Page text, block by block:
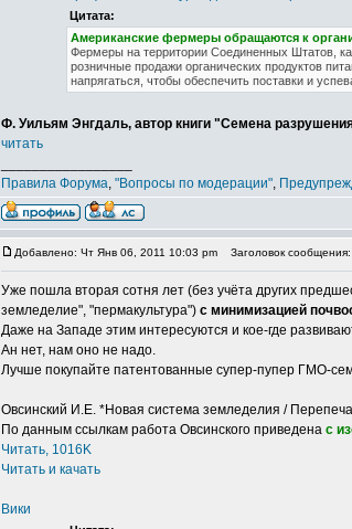
Цитата:
Американские фермеры обращаются к
Фермеры на территории Соединенных Штатов,
розничные продажи органических продуктов
напрягаться, чтобы обеспечить поставки и
Ф. Уильям Энгдаль, автор книги "Семена
читать
Правила Форума, "Вопросы по модерации",
Добавлено: Чт Янв 06, 2011 10:03 pm Заголовок
Уже пошла вторая сотня лет (без учёта других
земледелие", "пермакультура") с минимизацией
Даже на Западе этим интересуются и кое-где
Ан нет, нам оно не надо.
Лучше покупайте патентованные супер-пупер ГМО-
Овсинский И.Е. *Новая система земледелия /
По данным ссылкам работа Овсинского приведена с
Читать, 1016K
Читать и качать
Вики